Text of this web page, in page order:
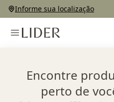
Informe sua localização
Encontre
perto de
Conheça